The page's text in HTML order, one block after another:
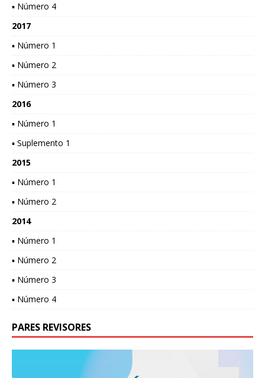
▪ Número 4
2017
▪ Número 1
▪ Número 2
▪ Número 3
2016
▪ Número 1
▪ Suplemento 1
2015
▪ Número 1
▪ Número 2
2014
▪ Número 1
▪ Número 2
▪ Número 3
▪ Número 4
PARES REVISORES